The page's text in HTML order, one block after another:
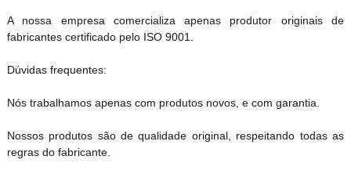
A nossa empresa comercializa apenas produtor originais de
fabricantes certificado pelo ISO 9001.
Dúvidas frequentes:
Nós trabalhamos apenas com produtos novos, e com garantia.
Nossos produtos são de qualidade original, respeitando todas as
regras do fabricante.